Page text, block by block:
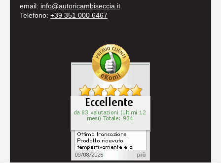
email: info@autoricambiseccia.it
Telefono: +39 351 000 6467